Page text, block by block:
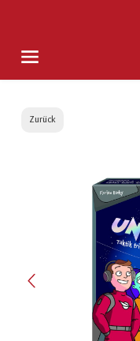
Zurück
Bildergalerie überspringen